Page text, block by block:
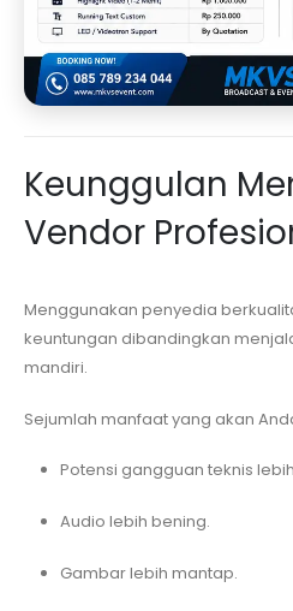
Keunggulan
Vendor
Menggunakan penyedia
keuntungan dibandingkan
mandiri.
Sejumlah manfaat yang akan
Potensi gangguan teknis
Audio lebih bening.
Gambar lebih mantap.